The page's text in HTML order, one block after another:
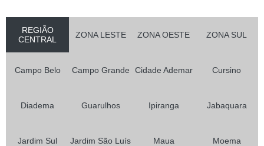
REGIÃO
CENTRAL
ZONA LESTE ZONA OESTE ZONA SUL
Campo Belo Campo Grande Cidade Ademar Cursino
Diadema Guarulhos Ipiranga Jabaquara
Jardim Sul Jardim São Luís Maua Moema